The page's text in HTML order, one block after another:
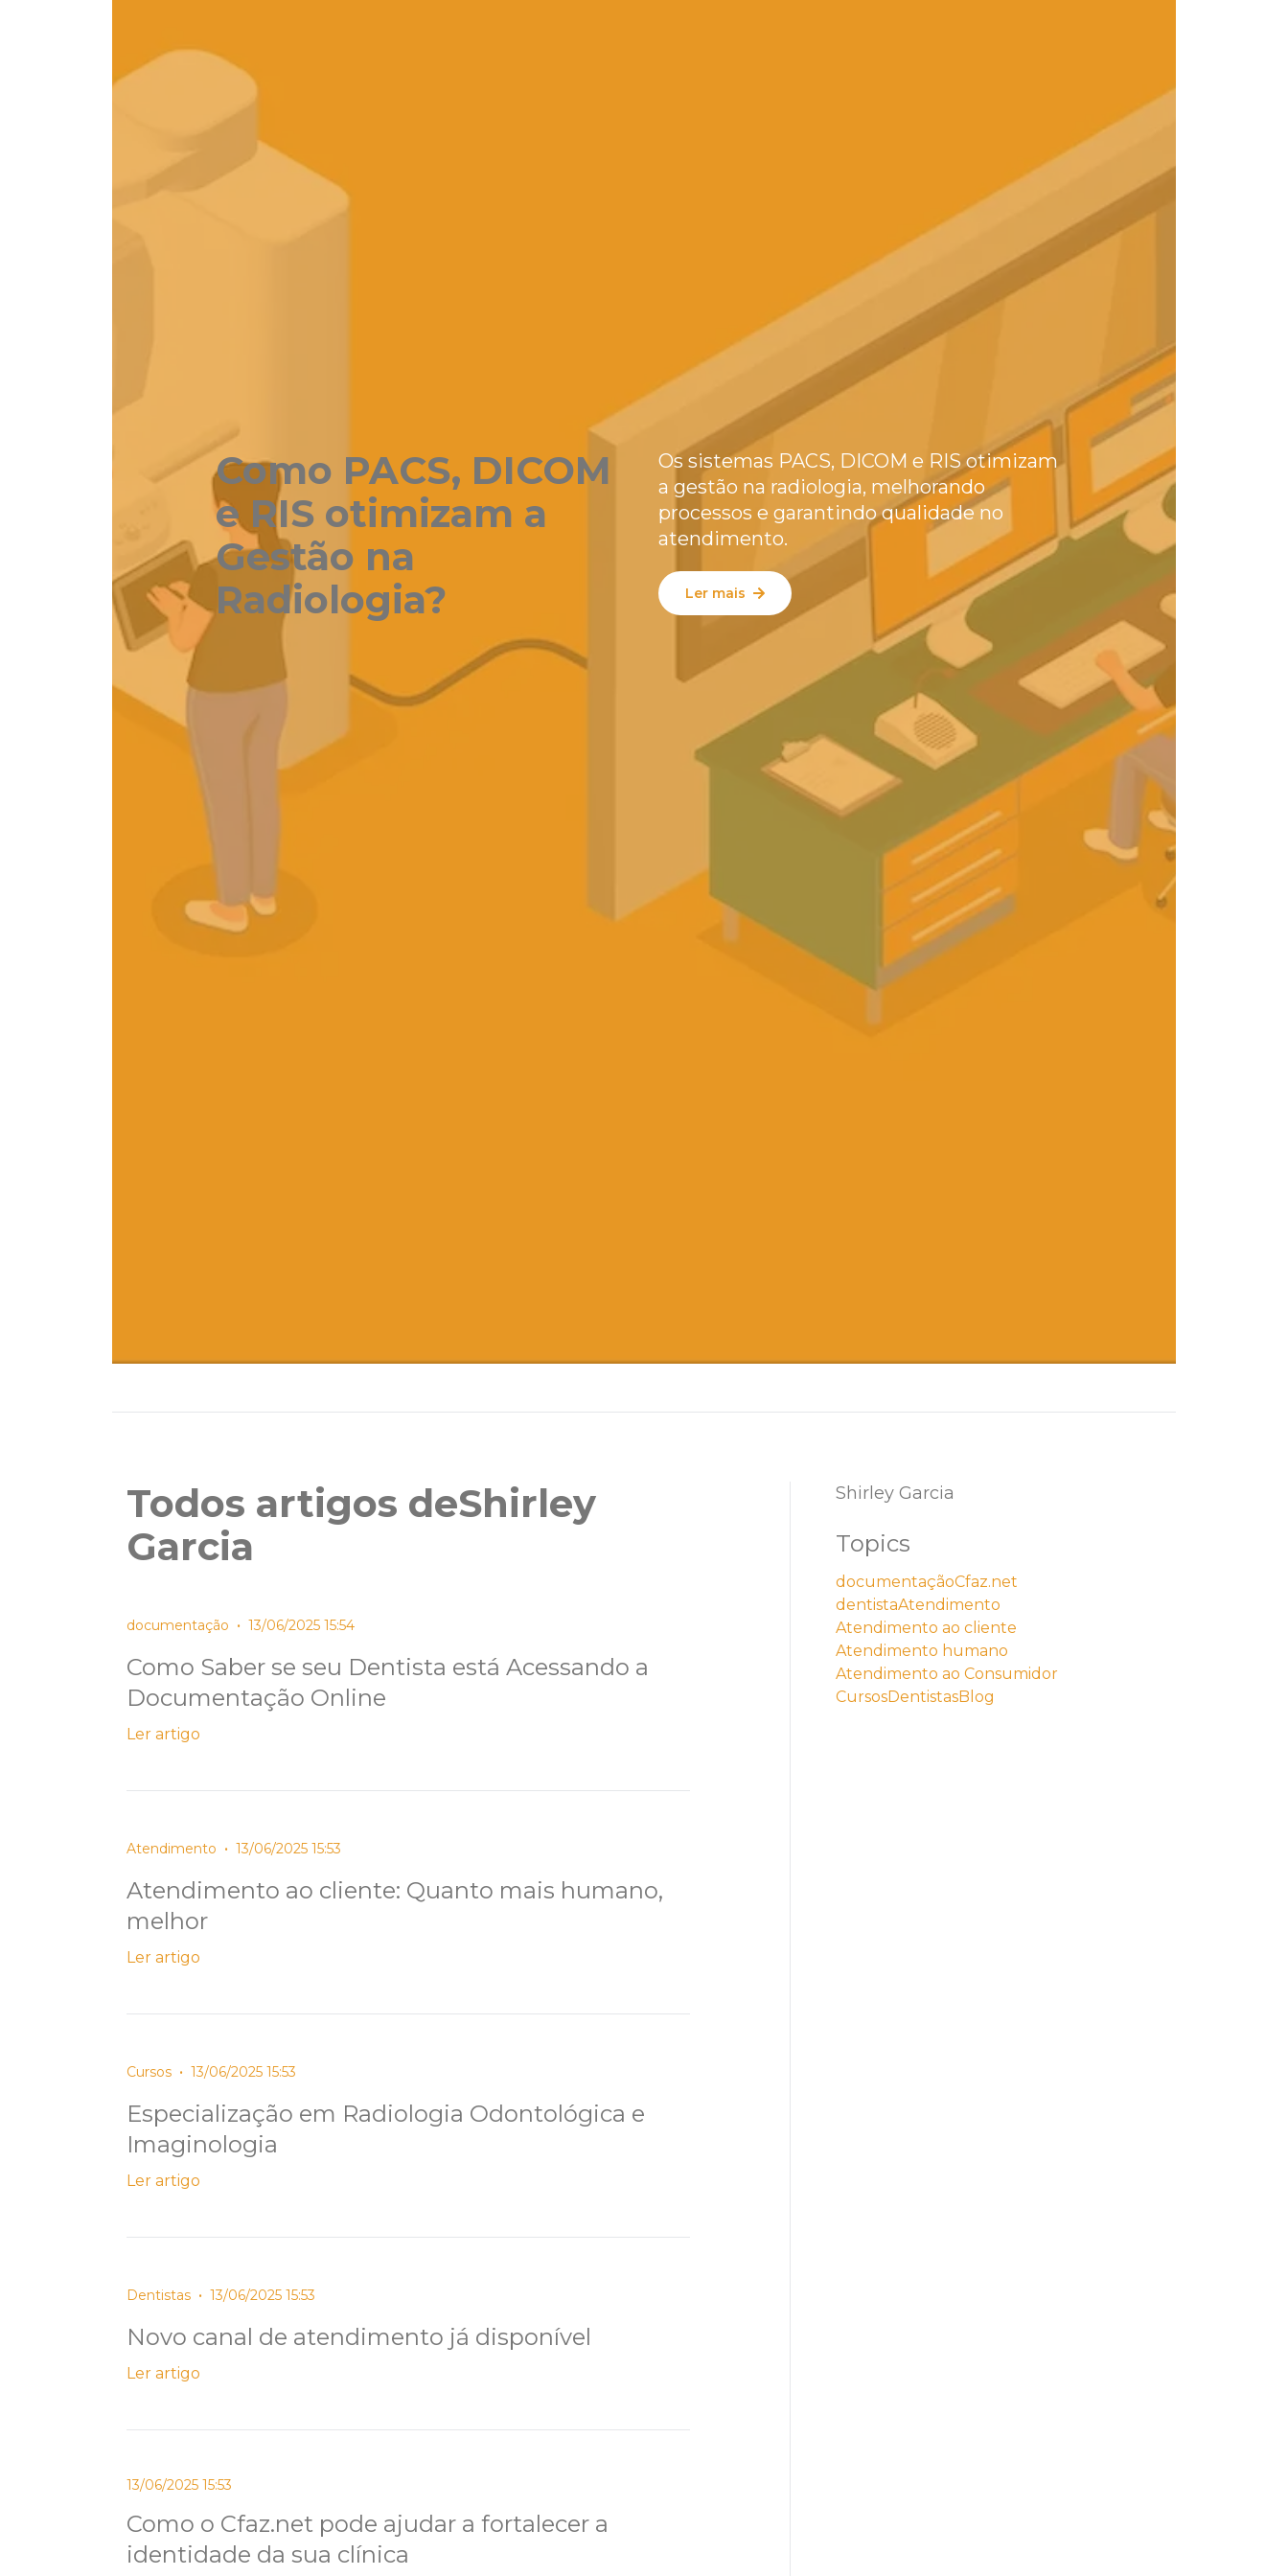
Como PACS, DICOM
e RIS otimizam a
Gestão na
Radiologia?
Os sistemas PACS, DICOM e RIS otimizam
a gestão na radiologia, melhorando
processos e garantindo qualidade no
atendimento.
Ler mais
Todos artigos deShirley
Garcia
documentação • 13/06/2025 15:54
Como Saber se seu Dentista está Acessando a
Documentação Online
Ler artigo
Atendimento • 13/06/2025 15:53
Atendimento ao cliente: Quanto mais humano,
melhor
Ler artigo
Cursos • 13/06/2025 15:53
Especialização em Radiologia Odontológica e
Imaginologia
Ler artigo
Dentistas • 13/06/2025 15:53
Novo canal de atendimento já disponível
Ler artigo
13/06/2025 15:53
Como o Cfaz.net pode ajudar a fortalecer a
identidade da sua clínica
Shirley Garcia
Topics
documentaçãoCfaz.net
dentistaAtendimento
Atendimento ao cliente
Atendimento humano
Atendimento ao Consumidor
CursosDentistasBlog